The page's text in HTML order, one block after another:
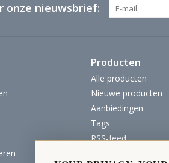
onze nieuwsbrief:
Producten
Alle producten
Nieuwe producten
Aanbiedingen
Tags
RSS-feed